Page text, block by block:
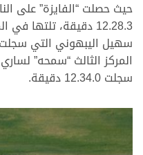
حيث حصلت “الفايزة” على
12.28.3 دقيقة،
المركز الثالث “سمحه”
سجلت 12.34.0 دقيقة.